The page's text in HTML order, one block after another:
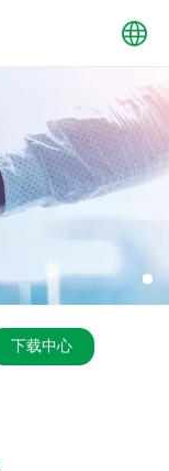
English
下载中心